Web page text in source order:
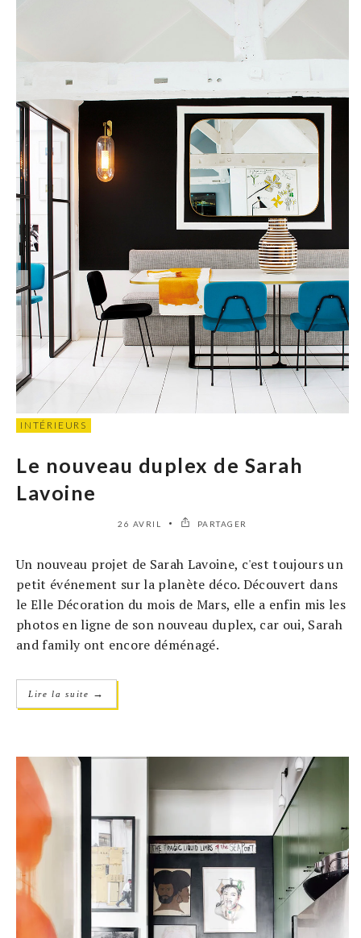
INTÉRIEURS
Le nouveau duplex de Sarah
Lavoine
26 AVRIL PARTAGER
Un nouveau projet de Sarah Lavoine, c'est toujours un
petit événement sur la planète déco. Découvert dans
le Elle Décoration du mois de Mars, elle a enfin mis les
photos en ligne de son nouveau duplex, car oui, Sarah
and family ont encore déménagé.
Lire la suite →